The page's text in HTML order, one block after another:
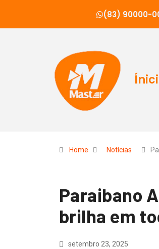
(83) 90000-
Home Notícias
Paraibano
brilha em
setembro 23, 2025